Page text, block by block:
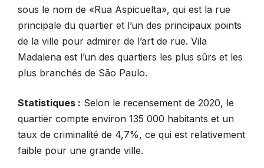
sous le nom de «Rua Aspicuelta», qui est la rue
principale du quartier et l’un des principaux points
de la ville pour admirer de l’art de rue. Vila
Madalena est l’un des quartiers les plus sûrs et les
plus branchés de São Paulo.
Statistiques : Selon le recensement de 2020, le
quartier compte environ 135 000 habitants et un
taux de criminalité de 4,7%, ce qui est relativement
faible pour une grande ville.